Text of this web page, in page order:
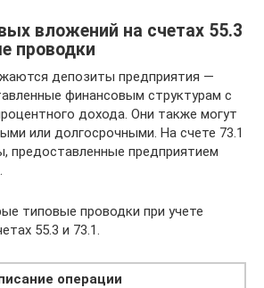
вложений на счетах 55.3
проводки
депозиты предприятия —
финансовым структурам с
дохода. Они также могут
или долгосрочными. На счете 73.1
предоставленные предприятием
типовые проводки при учете
55.3 и 73.1.
операции